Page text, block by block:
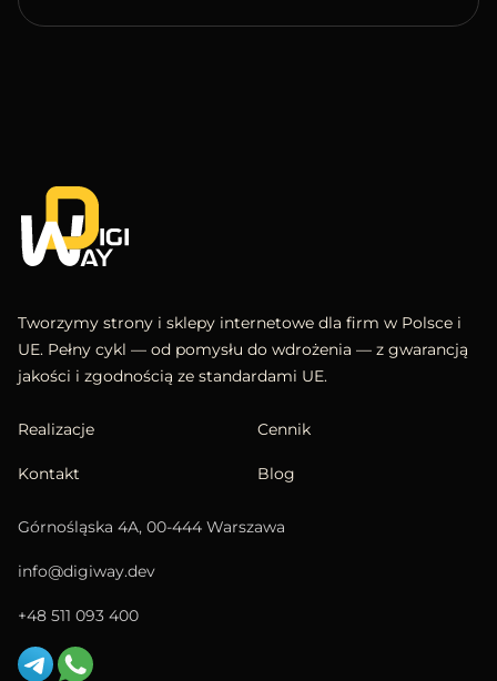
Tworzymy strony i sklepy internetowe dla firm w Polsce i
UE. Pełny cykl — od pomysłu do wdrożenia — z gwarancją
jakości i zgodnością ze standardami UE.
Realizacje Cennik
Kontakt Blog
Górnośląska 4A, 00-444 Warszawa
info@digiway.dev
+48 511 093 400